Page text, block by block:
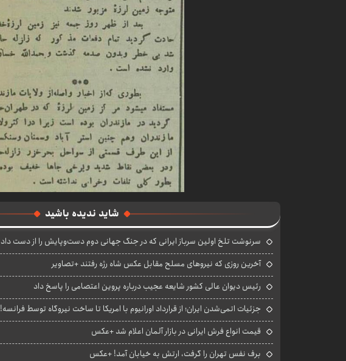
شاید ندیده باشید
سرنوشت تلخ اولین سرباز ایرانی که در جنگ جهانی دوم دست‌وپایش را از دست داد
آخرین روزی که نیروهای مسلح مقابل عکس شاه رژه رفتند +تصاویر
رئیس دیوان عالی کشور شایعه عجیب درباره پروین اعتصامی را پاسخ داد
جزئیات اتمی‌شدن ایران؛ از قرارداد اورانیوم با امریکا تا ساخت نیروگاه توسط فرانسه!
قیمت انواع فرش ایرانی در بازار آلمان اعلام شد +عکس
برف نفس تهران را گرفت، ارتش به خیابان آمد! +عکس